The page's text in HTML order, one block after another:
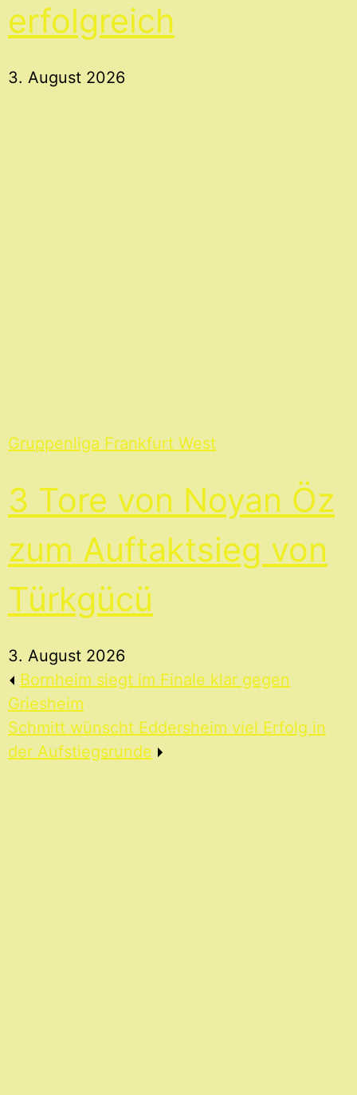
erfolgreich
3. August 2026
Gruppenliga Frankfurt West
3 Tore von Noyan Öz
zum Auftaktsieg von
Türkgücü
3. August 2026
Bornheim siegt im Finale klar gegen
Griesheim
Schmitt wünscht Eddersheim viel Erfolg in
der Aufstiegsrunde